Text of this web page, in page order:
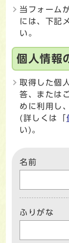
当フォーム
には、下記
い。
個人情報
取得した個
答、または
めに利用し
(詳しくは「
い)。
名前
ふりがな